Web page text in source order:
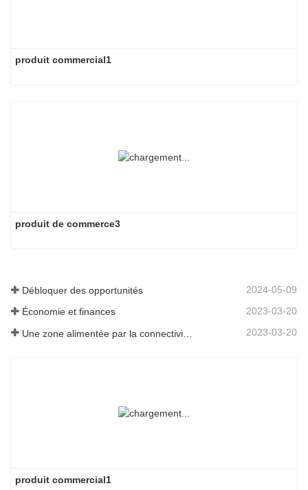
produit commercial1
produit de commerce3
Débloquer des opportunités 2024-05-09
Économie et finances 2023-03-20
2023-03-20
produit commercial1